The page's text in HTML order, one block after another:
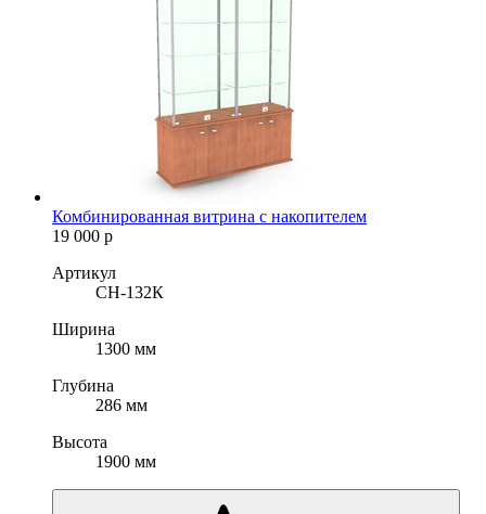
Комбинированная витрина с накопителем
19 000 р
Артикул
СН-132К
Ширина
1300 мм
Глубина
286 мм
Высота
1900 мм